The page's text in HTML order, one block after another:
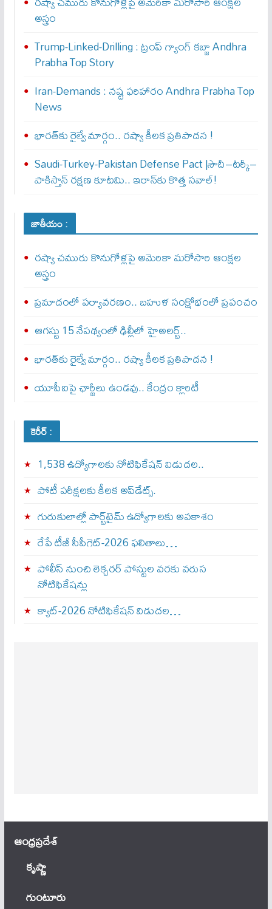
అస్త్రం
Trump-Linked-Drilling : ట్రంప్ గ్యాంగ్ క‌బ్జా Andhra
Prabha Top Story
Iran-Demands : న‌ష్ట ఫ‌రిహారం Andhra Prabha Top
News
భారత్‌కు రైల్వే మార్గం.. రష్యా కీలక ప్రతిపాదన !
Saudi-Turkey-Pakistan Defense Pact |సౌదీ–టర్కీ–
పాకిస్తాన్ రక్షణ కూటమి.. ఇరాన్‌కు కొత్త సవాల్!
జాతీయం :
రష్యా చమురు కొనుగోళ్లపై అమెరికా మరోసారి ఆంక్షల
అస్త్రం
ప్రమాదంలో పర్యావరణం.. బహుళ సంక్షోభంలో ప్రపంచం
ఆగస్టు 15 నేపథ్యంలో ఢిల్లీలో హైఅలర్ట్..
భారత్‌కు రైల్వే మార్గం.. రష్యా కీలక ప్రతిపాదన !
యూపీఐపై ఛార్జీలు ఉండవు.. కేంద్రం క్లారిటీ
కెరీర్ :
1,538 ఉద్యోగాలకు నోటిఫికేషన్ విడుదల..
పోటీ పరీక్షలకు కీలక అప్‌డేట్స్.
గురుకులాల్లో పార్ట్‌టైమ్ ఉద్యోగాలకు అవకాశం
రేపే టీజీ సీపీగెట్‌-2026 ఫలితాలు…
పోలీస్ నుంచి లెక్చరర్ పోస్టుల వరకు వరుస
నోటిఫికేషన్లు
క్యాట్-2026 నోటిఫికేషన్ విడుదల…
ఆంధ్ర‌ప్ర‌దేశ్
కృష్ణా
గుంటూరు